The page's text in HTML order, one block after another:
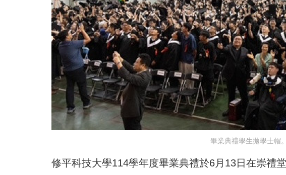
畢業典禮學生拋學士帽
修平科技大學114學年度畢業典禮於6月13日在崇禮